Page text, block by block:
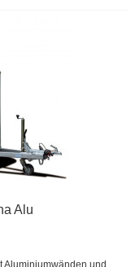
Alu
Aluminiumwänden und